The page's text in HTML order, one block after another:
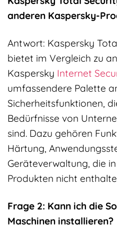
anderen Kaspersky-
Antwort: Kaspersky
bietet im Vergleich zu
Kaspersky Internet
umfassendere Palette
Sicherheitsfunktionen,
Bedürfnisse von
sind. Dazu gehören
Härtung,
Geräteverwaltung, die
Produkten nicht
Frage 2: Kann ich die
Maschinen installieren?